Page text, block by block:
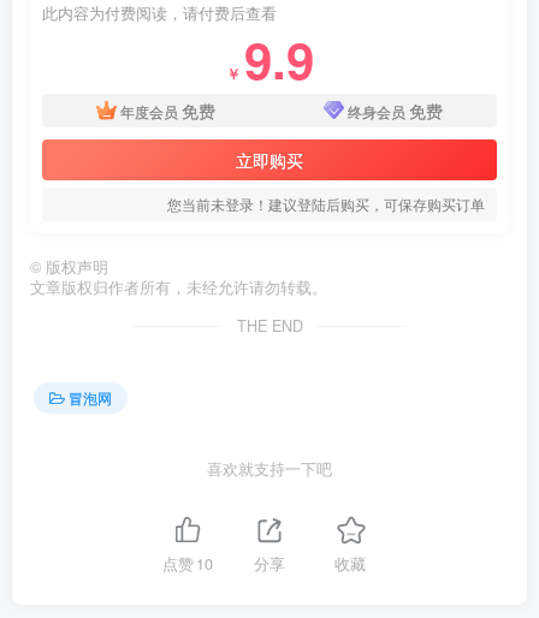
此内容为付费阅读，请付费后查看
￥ 9.9
年度会员 免费 终身会员 免费
立即购买
您当前未登录！建议登陆后购买，可保存购买订单
© 版权声明
文章版权归作者所有，未经允许请勿转载。
THE END
冒泡网
喜欢就支持一下吧
点赞10 分享 收藏